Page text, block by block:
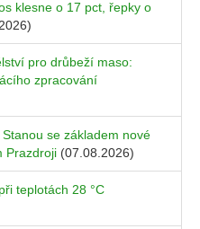
klesne o 17 pct, řepky o
pro drůbeží maso:
zpracování
se základem nové
Prazdroji (07.08.2026)
teplotách 28 °C